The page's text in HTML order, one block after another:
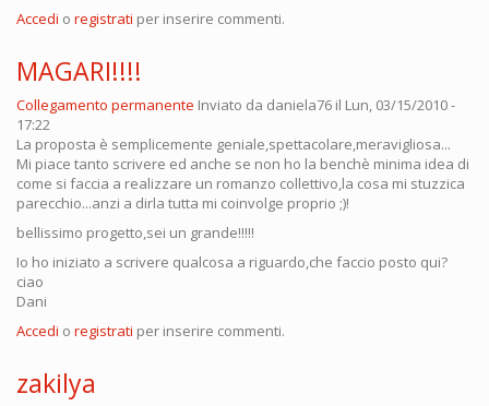
Accedi o registrati per inserire commenti.
MAGARI!!!!
Collegamento permanente Inviato da daniela76 il Lun, 03/15/2010 -
17:22
La proposta è semplicemente geniale,spettacolare,meravigliosa...
Mi piace tanto scrivere ed anche se non ho la benchè minima idea di
come si faccia a realizzare un romanzo collettivo,la cosa mi stuzzica
parecchio...anzi a dirla tutta mi coinvolge proprio ;)!
bellissimo progetto,sei un grande!!!!!
Io ho iniziato a scrivere qualcosa a riguardo,che faccio posto qui?
ciao
Dani
Accedi o registrati per inserire commenti.
zakilya